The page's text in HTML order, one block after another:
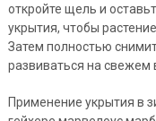
откройте щель и
укрытия, чтобы
Затем полностью
развиваться на свежем
Применение укрытия в